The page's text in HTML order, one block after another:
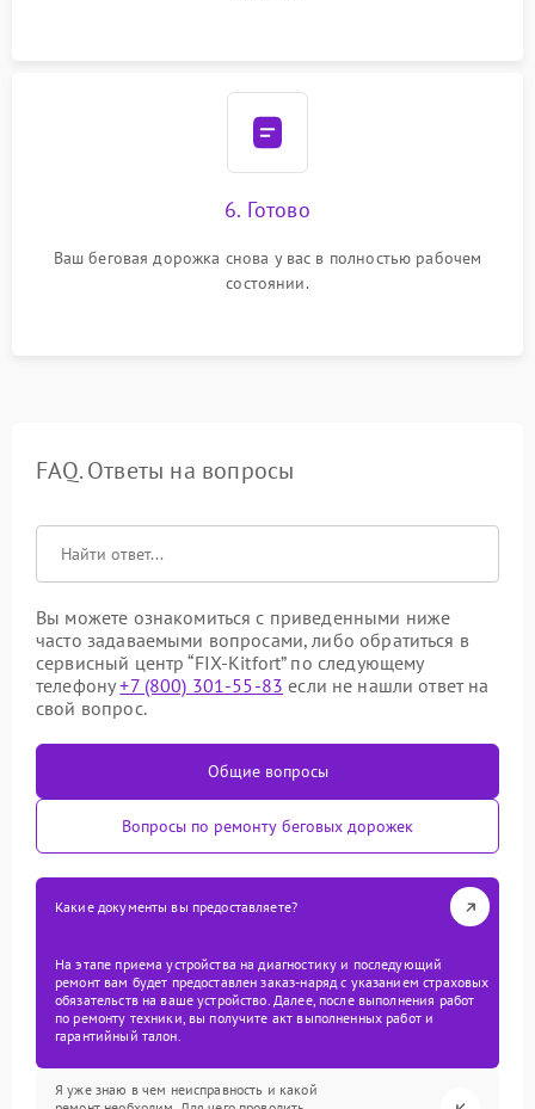
6. Готово
Ваш беговая дорожка снова у вас в полностью рабочем
состоянии.
FAQ. Ответы на вопросы
Вы можете ознакомиться с приведенными ниже
часто задаваемыми вопросами, либо обратиться в
сервисный центр “FIX-Kitfort” по следующему
телефону+7 (800) 301-55-83 если не нашли ответ на
свой вопрос.
Общие вопросы
Вопросы по ремонту беговых дорожек
Какие документы вы предоставляете?
На этапе приема устройства на диагностику и последующий
ремонт вам будет предоставлен заказ-наряд с указанием страховых
обязательств на ваше устройство. Далее, после выполнения работ
по ремонту техники, вы получите акт выполненных работ и
гарантийный талон.
Я уже знаю в чем неисправность и какой